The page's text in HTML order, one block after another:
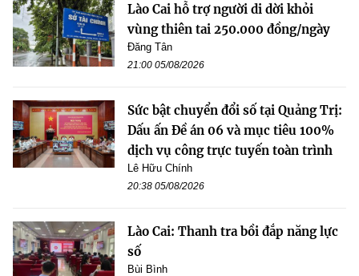
Lào Cai hỗ trợ người di dời khỏi
vùng thiên tai 250.000 đồng/ngày
Đăng Tân
21:00 05/08/2026
Sức bật chuyển đổi số tại Quảng Trị:
Dấu ấn Đề án 06 và mục tiêu 100%
dịch vụ công trực tuyến toàn trình
Lê Hữu Chính
20:38 05/08/2026
Lào Cai: Thanh tra bồi đắp năng lực
số
Bùi Bình